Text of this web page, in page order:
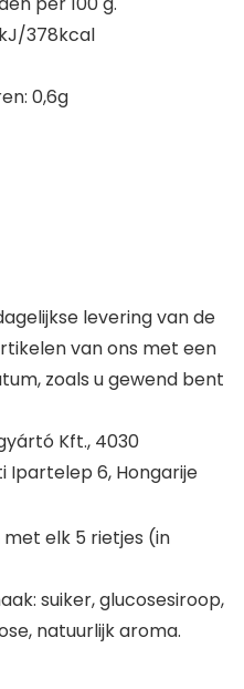
378kcal
0,6g
levering van de
van ons met een
zoals u gewend bent
Kft., 4030
Ipartelep 6, Hongarije
elk 5 rietjes (in
suiker, glucosesiroop,
natuurlijk aroma.